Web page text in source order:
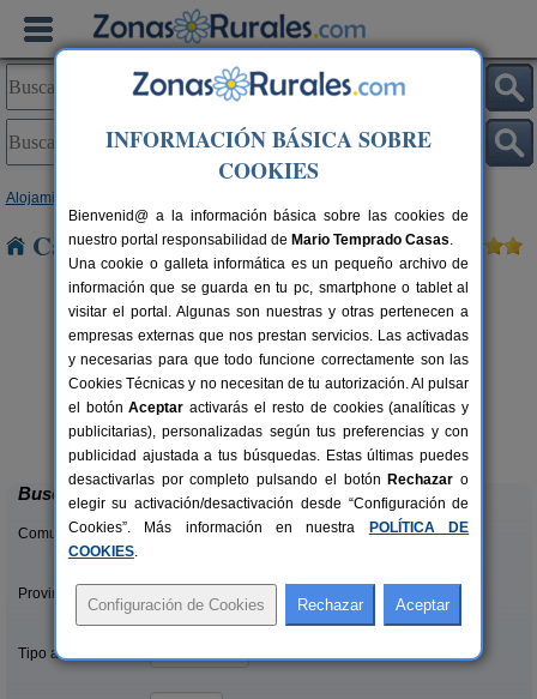
Alojamientos
Casas Rurales cerca de Ordaliego
4+1 pers.
desde26 €
El Acebo
Beloncio (Asturias)
Buscar
Comunidades:
Provincias/Islas:
Tipo alquiler:
INFORMACIÓN BÁSICA SOBRE
COOKIES
Bienvenid@ a la información básica sobre las cookies de
nuestro portal responsabilidad de Mario Temprado Casas.
Una cookie o galleta informática es un pequeño archivo de
información que se guarda en tu pc, smartphone o tablet al
visitar el portal. Algunas son nuestras y otras pertenecen a
empresas externas que nos prestan servicios. Las activadas
y necesarias para que todo funcione correctamente son las
Cookies Técnicas y no necesitan de tu autorización. Al pulsar
el botónAceptar activarás el resto de cookies (analíticas y
publicitarias), personalizadas según tus preferencias y con
publicidad ajustada a tus búsquedas. Estas últimas puedes
desactivarlas por completo pulsando el botón Rechazar o
elegir su activación/desactivación desde “Configuración de
Cookies”. Más información en nuestra
POLÍTICA DE
COOKIES.